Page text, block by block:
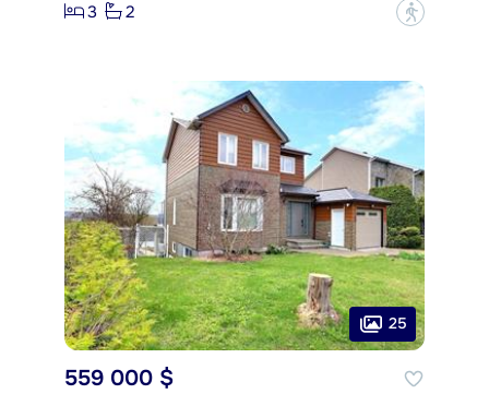
3
2 ?
25
559 000 $